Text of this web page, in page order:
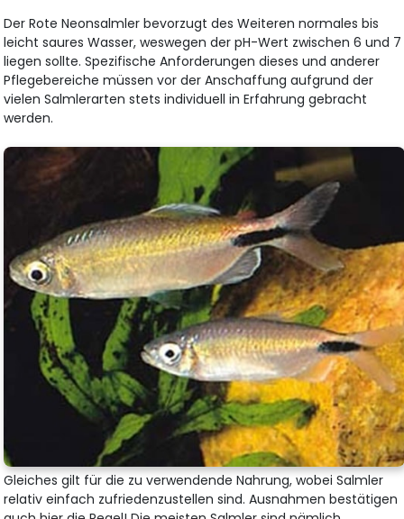
Der Rote Neonsalmler bevorzugt des Weiteren normales bis
leicht saures Wasser, weswegen der pH-Wert zwischen 6 und 7
liegen sollte. Spezifische Anforderungen dieses und anderer
Pflegebereiche müssen vor der Anschaffung aufgrund der
vielen Salmlerarten stets individuell in Erfahrung gebracht
werden.
Gleiches gilt für die zu verwendende Nahrung, wobei Salmler
relativ einfach zufriedenzustellen sind. Ausnahmen bestätigen